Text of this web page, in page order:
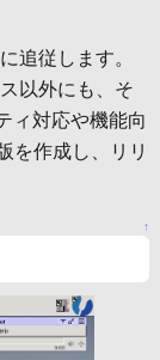
追従します。
以外にも、そ
ィ対応や機能向
を作成し、リリ
↑